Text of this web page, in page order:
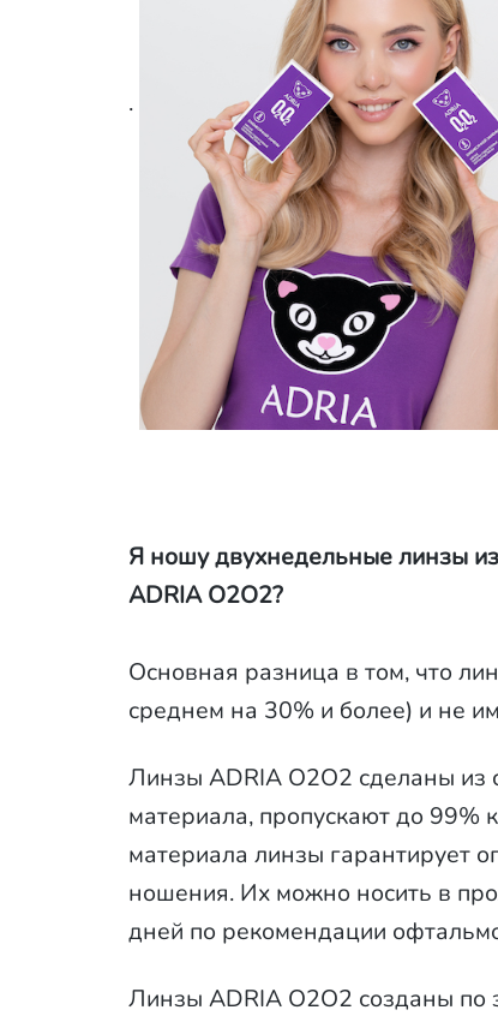
.
Я ношу двухнедельные линзы
ADRIA O2O2?
Основная разница в том, что
среднем на 30% и более) и не
Линзы ADRIA O2O2 сделаны из
материала, пропускают до 99%
материала линзы гарантирует
ношения. Их можно носить в
дней по рекомендации
Линзы ADRIA O2O2 созданы по